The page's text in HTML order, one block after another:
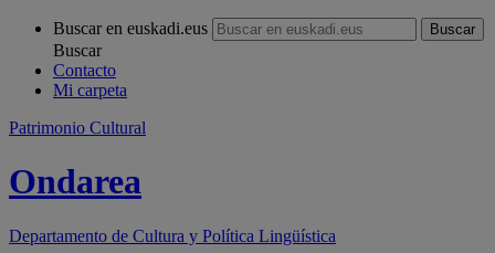
Buscar en euskadi.eus
Buscar
Contacto
Mi carpeta
Patrimonio Cultural
Ondarea
Departamento de Cultura y Política Lingüística